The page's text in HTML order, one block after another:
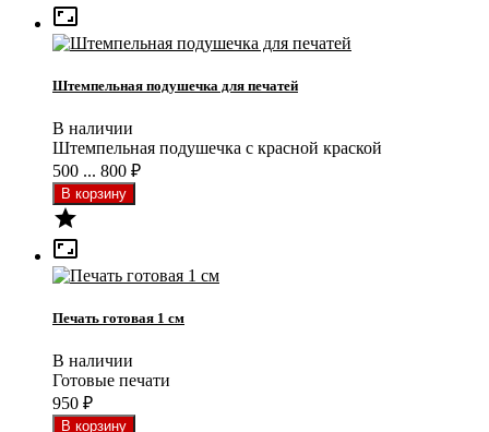

Штемпельная подушечка для печатей
В наличии
Штемпельная подушечка с красной краской
500 ... 800 ₽


Печать готовая 1 см
В наличии
Готовые печати
950 ₽